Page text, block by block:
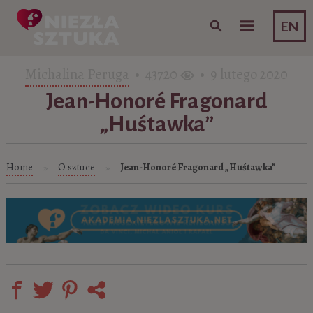
EN
Skip to content
Jean-Honoré Fragonard
„Huśtawka”
Home O sztuce Jean-Honoré Fragonard „Huśtawka”